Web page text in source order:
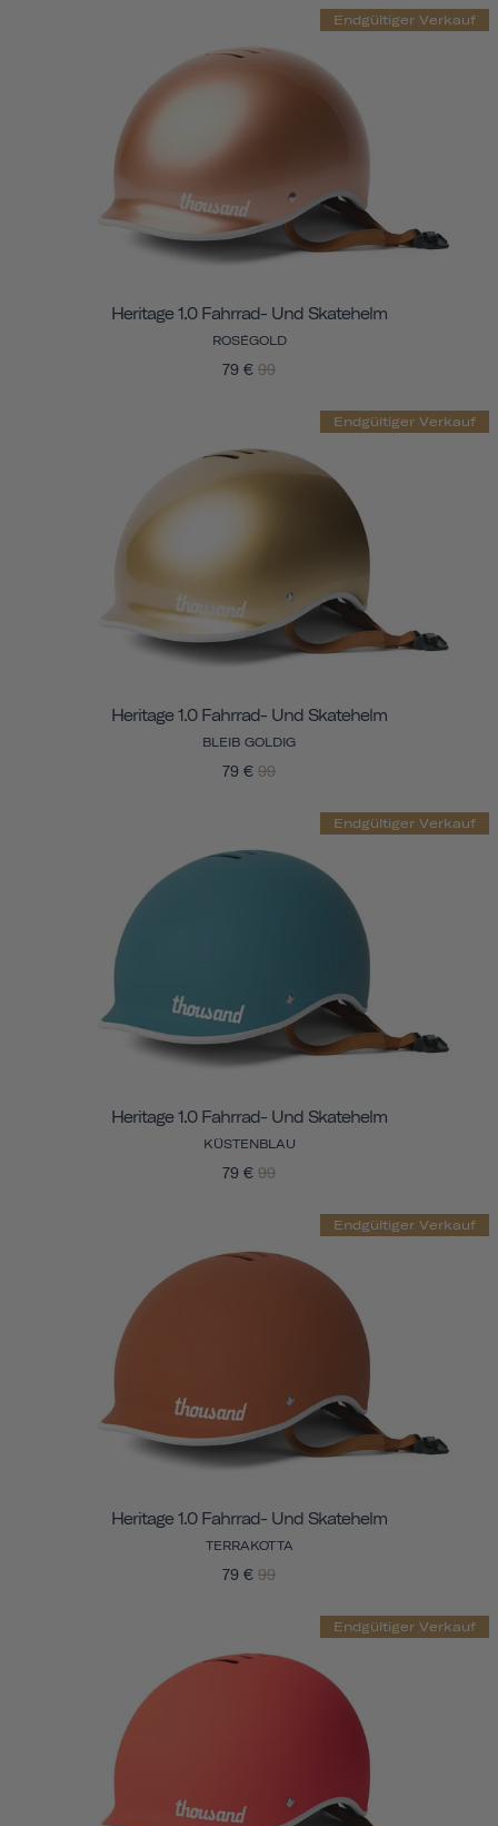
Endgültiger Verkauf
Heritage 1.0 Fahrrad- Und Skatehelm
ROSÉGOLD
79 € 99
Endgültiger Verkauf
Heritage 1.0 Fahrrad- Und Skatehelm
BLEIB GOLDIG
79 € 99
Endgültiger Verkauf
Heritage 1.0 Fahrrad- Und Skatehelm
KÜSTENBLAU
79 € 99
Endgültiger Verkauf
Heritage 1.0 Fahrrad- Und Skatehelm
TERRAKOTTA
79 € 99
Endgültiger Verkauf